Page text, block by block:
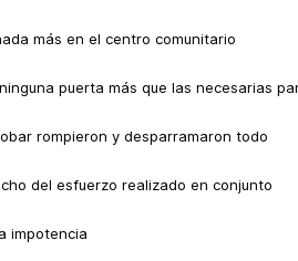
más en el centro comunitario
puerta más que las necesarias
rompieron y desparramaron todo
del esfuerzo realizado en conjunto
impotencia